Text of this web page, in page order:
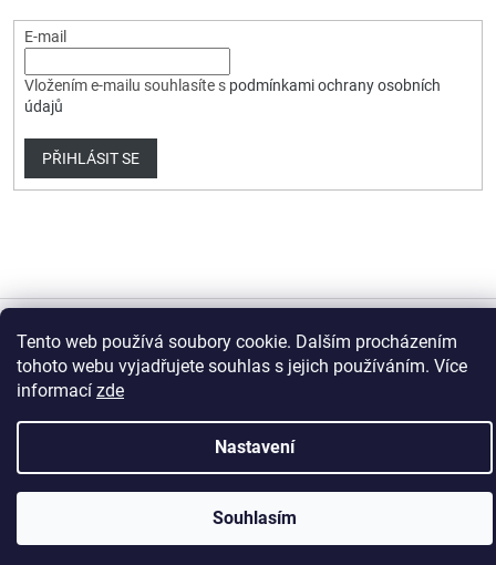
Tento web používá soubory cookie. Dalším procházením
tohoto webu vyjadřujete souhlas s jejich používáním. Více
informací zde
Nastavení
Souhlasím
E-mail
Vložením e-mailu souhlasíte s podmínkami ochrany osobních
údajů
PŘIHLÁSIT SE
Vytvořil Shoptet Premium
Copyright 2026HobbyDrone.cz. Všechna práva vyhrazena.
Upravit nastavení cookies